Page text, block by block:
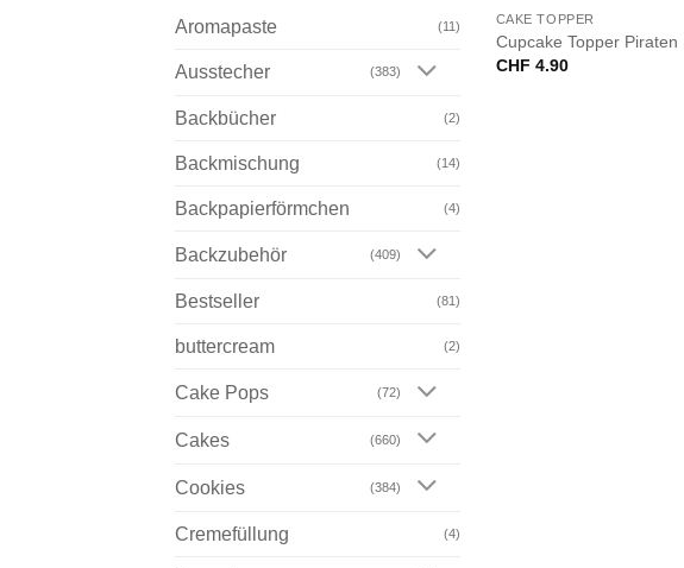
Aromapaste (11)
Ausstecher (383)
Backbücher (2)
Backmischung (14)
Backpapierförmchen (4)
Backzubehör (409)
Bestseller (81)
buttercream (2)
Cake Pops (72)
Cakes (660)
Cookies (384)
Cremefüllung (4)
CAKE TOPPER
Cupcake Topper Piraten
CHF 4.90